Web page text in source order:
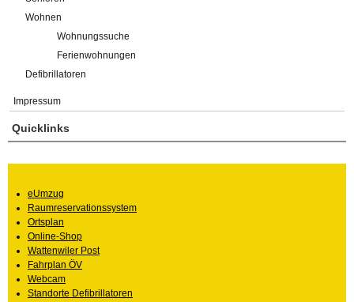
Wohnen
Wohnungssuche
Ferienwohnungen
Defibrillatoren
Impressum
Quicklinks
eUmzug
Raumreservationssystem
Ortsplan
Online-Shop
Wattenwiler Post
Fahrplan ÖV
Webcam
Standorte Defibrillatoren